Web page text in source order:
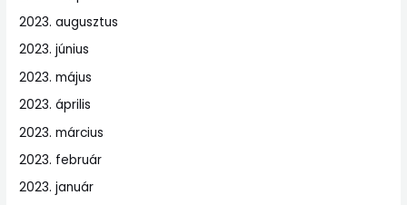
2023. augusztus
2023. június
2023. május
2023. április
2023. március
2023. február
2023. január